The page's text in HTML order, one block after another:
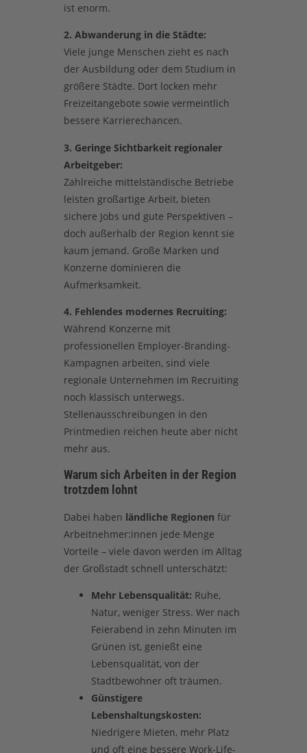
ist enorm.
2. Abwanderung in die Städte:
Viele junge Menschen zieht es nach
der Ausbildung oder dem Studium in
größere Städte. Dort locken mehr
Freizeitangebote sowie vermeintlich
bessere Karrierechancen.
3. Geringe Sichtbarkeit regionaler
Arbeitgeber:
Zahlreiche mittelständische Betriebe
leisten großartige Arbeit, bieten
sichere Jobs und gute Perspektiven –
doch außerhalb der Region kennt sie
kaum jemand. Große Marken und
Konzerne dominieren die
Aufmerksamkeit.
4. Fehlendes modernes Recruiting:
Während Konzerne mit
professionellen Employer-Branding-
Kampagnen arbeiten, sind viele
regionale Unternehmen im Recruiting
noch klassisch unterwegs.
Stellenausschreibungen in den
Printmedien reichen heute aber nicht
mehr aus.
Warum sich Arbeiten in der Region
trotzdem lohnt
Dabei haben ländliche Regionen für
Arbeitnehmer:innen jede Menge
Vorteile – viele davon werden im Alltag
der Großstadt schnell unterschätzt:
Mehr Lebensqualität: Ruhe,
Natur, weniger Stress. Wer nach
Feierabend in zehn Minuten im
Grünen ist, genießt eine
Lebensqualität, von der
Stadtbewohner oft träumen.
Günstigere
Lebenshaltungskosten:
Niedrigere Mieten, mehr Platz
und oft eine bessere Work-Life-